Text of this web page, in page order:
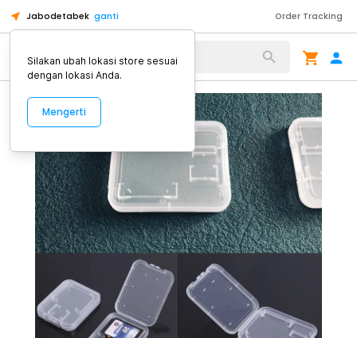
Jabodetabek ganti Order Tracking
Alat Kopi
Silakan ubah lokasi store sesuai
dengan lokasi Anda.
Mengerti